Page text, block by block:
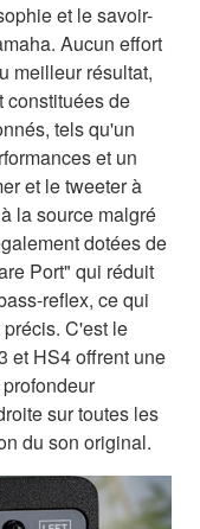
et le savoir-
Aucun effort
meilleur résultat,
constituées de
tels qu'un
et un
et le tweeter à
la source malgré
dotées de
Port" qui réduit
reflex, ce qui
C'est le
et HS4 offrent une
sur toutes les
du son original.